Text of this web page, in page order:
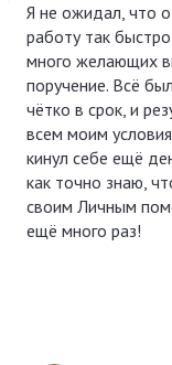
Я не ожидал, что
работу так
много желающих
поручение. Всё
чётко в срок, и
всем моим
кинул себе ещё
как точно знаю,
своим Личным
ещё много раз!